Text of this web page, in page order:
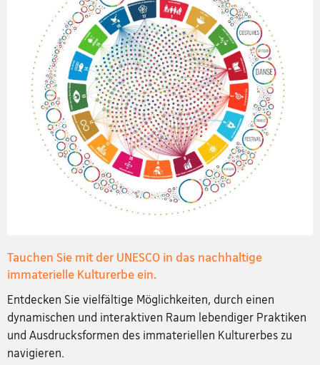
Tauchen Sie mit der UNESCO in das nachhaltige
immaterielle Kulturerbe ein.
Entdecken Sie vielfältige Möglichkeiten, durch einen
dynamischen und interaktiven Raum lebendiger Praktiken
und Ausdrucksformen des immateriellen Kulturerbes zu
navigieren.